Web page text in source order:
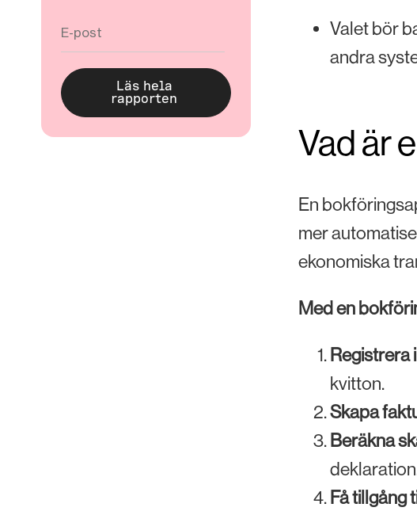
Valet bör
andra
Vad är
En
mer
ekonomiska
Med en
Registrera
kvitton.
Skapa
Beräkna
Få tillgång